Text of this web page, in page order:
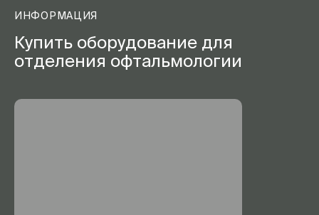
ИНФОРМАЦИЯ
Купить оборудование для
отделения офтальмологии